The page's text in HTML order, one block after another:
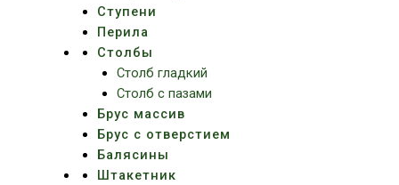
Ступени
Перила
Столбы
Столб гладкий
Столб с пазами
Брус массив
Брус с отверстием
Балясины
Штакетник